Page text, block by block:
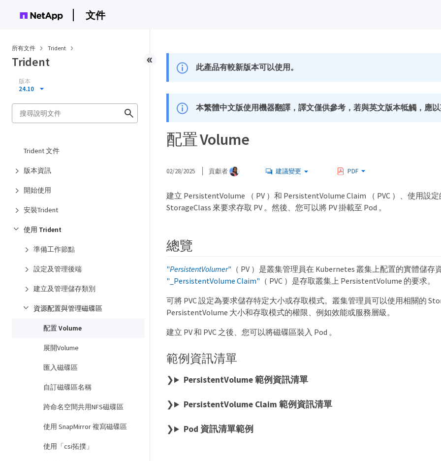
文件
所有文件 Trident
Trident
版本
24.10
Trident 文件
版本資訊
開始使用
安裝Trident
使用 Trident
準備工作節點
設定及管理後端
建立及管理儲存類別
資源配置與管理磁碟區
配置 Volume
展開Volume
匯入磁碟區
自訂磁碟區名稱
跨命名空間共用NFS磁碟區
使用 SnapMirror 複寫磁碟區
使用「csi拓撲」
此產品有較新版本可以使用。
本繁體中文版使用機器翻譯，譯文僅供參考，若與英文版本牴觸，應以
配置 Volume
02/28/2025 貢獻者 建議變更 PDF
建立 PersistentVolume （ PV ）和 PersistentVolume Claim （ PVC ）、使用設
StorageClass 來要求存取 PV 。然後、您可以將 PV 掛載至 Pod 。
總覽
"PersistentVolumer" （ PV ）是叢集管理員在 Kubernetes 叢集上配置的實體儲存資
"_PersistentVolume Claim" （ PVC ）是存取叢集上 PersistentVolume 的要求。
可將 PVC 設定為要求儲存特定大小或存取模式。叢集管理員可以使用相關的
PersistentVolume 大小和存取模式的權限、例如效能或服務層級。
建立 PV 和 PVC 之後、您可以將磁碟區裝入 Pod 。
範例資訊清單
PersistentVolume 範例資訊清單
PersistentVolume Claim 範例資訊清單
Pod 資訊清單範例